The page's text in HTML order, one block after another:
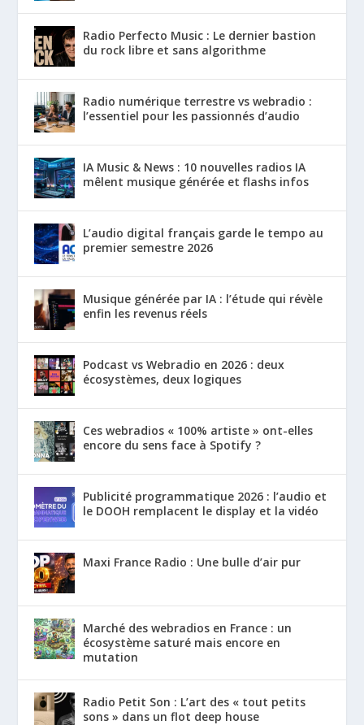
Radio Perfecto Music : Le dernier bastion
du rock libre et sans algorithme
Radio numérique terrestre vs webradio :
l’essentiel pour les passionnés d’audio
IA Music & News : 10 nouvelles radios IA
mêlent musique générée et flashs infos
L’audio digital français garde le tempo au
premier semestre 2026
Musique générée par IA : l’étude qui révèle
enfin les revenus réels
Podcast vs Webradio en 2026 : deux
écosystèmes, deux logiques
Ces webradios « 100% artiste » ont-elles
encore du sens face à Spotify ?
Publicité programmatique 2026 : l’audio et
le DOOH remplacent le display et la vidéo
Maxi France Radio : Une bulle d’air pur
Marché des webradios en France : un
écosystème saturé mais encore en
mutation
Radio Petit Son : L’art des « tout petits
sons » dans un flot deep house